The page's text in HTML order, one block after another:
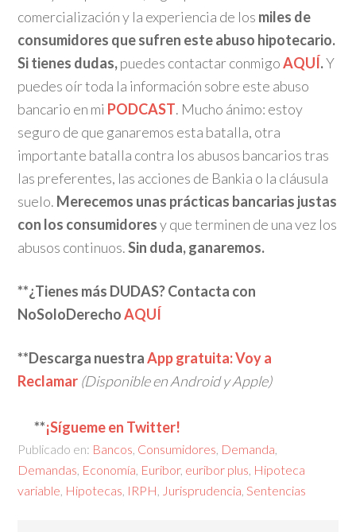
comercialización y la experiencia de los miles de
consumidores que sufren este abuso hipotecario.
Si tienes dudas,puedes contactar conmigoAQUÍ.Y
puedes oír toda la información sobre este abuso
bancario en mi PODCAST. Mucho ánimo: estoy
seguro de que ganaremos esta batalla, otra
importante batalla contra los abusos bancarios tras
las preferentes, las acciones de Bankia o la cláusula
suelo. Merecemos unas prácticas bancarias justas
con los consumidoresy que terminen de una vez los
abusos continuos.Sin duda, ganaremos.
**¿Tienes más DUDAS? Contacta con
NoSoloDerechoAQUÍ
**Descarga nuestraApp gratuita: Voy a
Reclamar (Disponible en Android y Apple)
**¡Sígueme en Twitter!
Publicado en: Bancos Consumidores Demanda
Demandas Economía Euribor, euribor plus Hipoteca
variable Hipotecas IRPH Jurisprudencia ,Sentencias